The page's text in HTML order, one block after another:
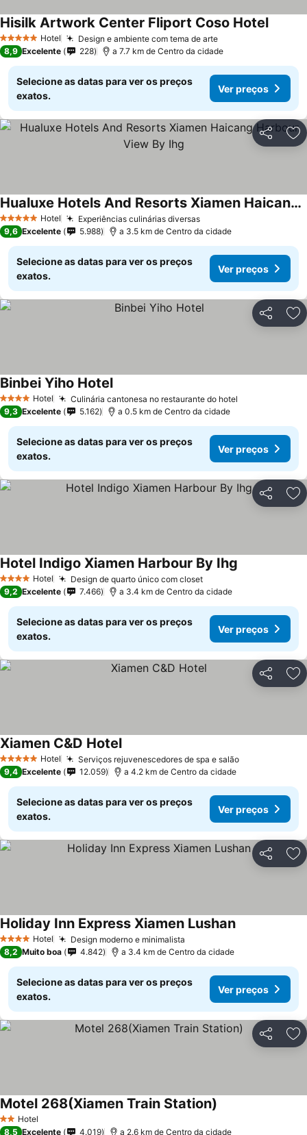
5 Estrelas Hotel Design e ambiente com tema de arte
Hisilk Artwork Center Fliport Coso Hotel
8,9 Excelente 228 a 7.7 km de Centro da cidade
Selecione as datas para ver os preços
exatos.
Ver preços
Partilhar
5 Estrelas Hotel Experiências culinárias diversas
Hualuxe Hotels And Resorts Xiamen Haicang Harbour View By Ihg
9,6 Excelente 5.988 a 3.5 km de Centro da cidade
Selecione as datas para ver os preços
exatos.
Ver preços
Partilhar
4 EstrelasHotel Culinária cantonesa no restaurante do hotel
Binbei Yiho Hotel
9,3 Excelente 5.162 a 0.5 km de Centro da cidade
Selecione as datas para ver os preços
exatos.
Ver preços
Partilhar
4 EstrelasHotel Design de quarto único com closet
Hotel Indigo Xiamen Harbour By Ihg
9,2 Excelente 7.466 a 3.4 km de Centro da cidade
Selecione as datas para ver os preços
exatos.
Ver preços
Partilhar
5 Estrelas Hotel Serviços rejuvenescedores de spa e salão
Xiamen C&D Hotel
9,4 Excelente 12.059 a 4.2 km de Centro da cidade
Selecione as datas para ver os preços
exatos.
Ver preços
Partilhar
4 EstrelasHotel Design moderno e minimalista
Holiday Inn Express Xiamen Lushan
8,2 Muito boa 4.842 a 3.4 km de Centro da cidade
Selecione as datas para ver os preços
exatos.
Ver preços
Partilhar
2 Estrelas
Hotel
Motel 268(Xiamen Train Station)
8,5 Excelente 4.019 a 2.6 km de Centro da cidade